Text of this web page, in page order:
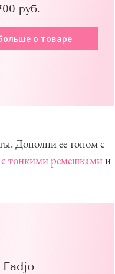
руб.
о товаре
Дополни ее топом с
тонкими ремешкамии
Fadjo